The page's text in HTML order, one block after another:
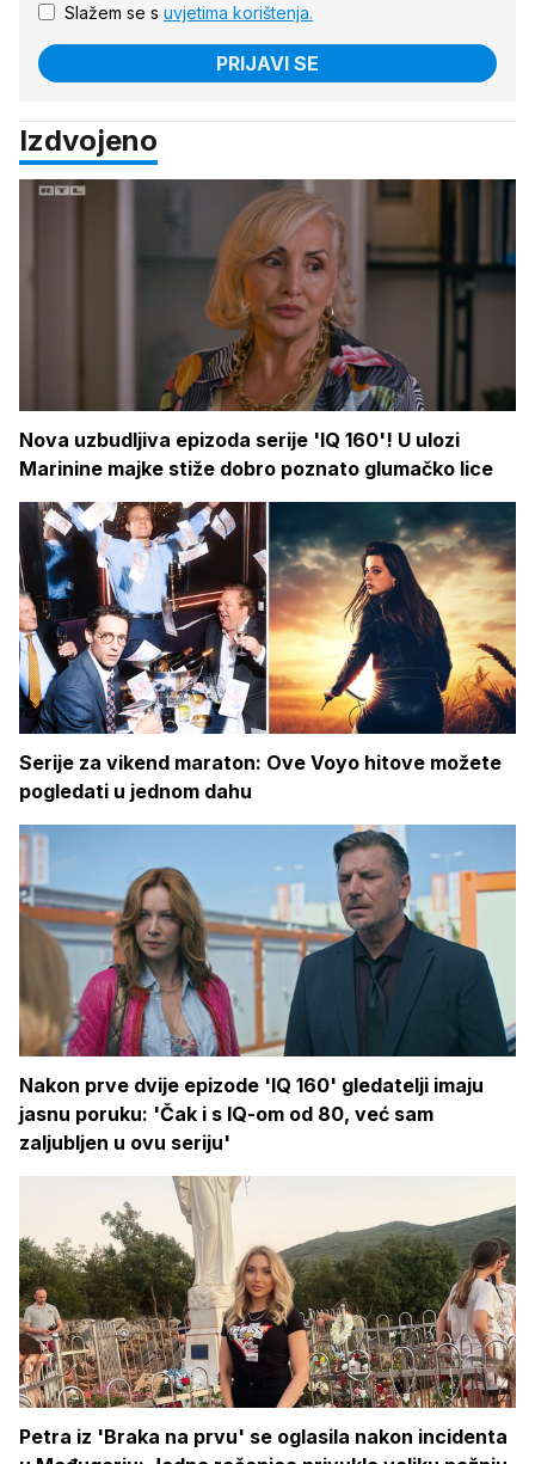
Slažem se s uvjetima korištenja.
PRIJAVI SE
Izdvojeno
Nova uzbudljiva epizoda serije 'IQ 160'! U ulozi
Marinine majke stiže dobro poznato glumačko lice
Serije za vikend maraton: Ove Voyo hitove možete
pogledati u jednom dahu
Nakon prve dvije epizode 'IQ 160' gledatelji imaju
jasnu poruku: 'Čak i s IQ-om od 80, već sam
zaljubljen u ovu seriju'
Petra iz 'Braka na prvu' se oglasila nakon incidenta